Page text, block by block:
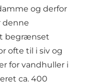
og derfor
denne
begrænset
ofte til i siv og
for vandhuller i
ca. 400